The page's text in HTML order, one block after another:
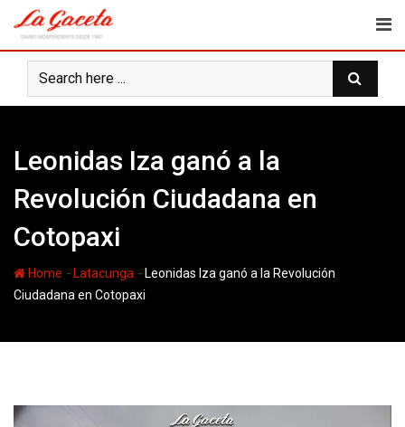
content
Leonidas Iza ganó a la
Revolución Ciudadana en
Cotopaxi
Home - Latacunga - Leonidas Iza ganó a la Revolución
Ciudadana en Cotopaxi